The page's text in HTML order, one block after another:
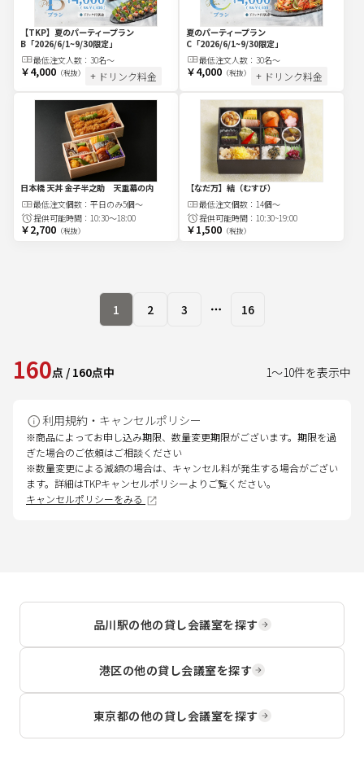
【TKP】夏のパーティープラン
B「2026/6/1~9/30限定」
最低注文人数： 30名〜
￥4,000（税抜） + ドリンク料金
夏のパーティープラン
C「2026/6/1~9/30限定」
最低注文人数： 30名〜
￥4,000（税抜） + ドリンク料金
日本橋 天丼 金子半之助 天重幕の内
最低注文個数： 平日のみ5個～
提供可能時間： 10:30～18:00
￥2,700（税抜）
【なだ万】結（むすび）
最低注文個数： 14個～
提供可能時間： 10:30~19:00
￥1,500（税抜）
1 2 3 More pages
16
160点 / 160点中 1～10件を表示中
利用規約・キャンセルポリシー
※商品によってお申し込み期限、数量変更期限がございます。期限を過
ぎた場合のご依頼はご相談ください
※数量変更による減額の場合は、キャンセル料が発生する場合がござい
ます。詳細はTKPキャンセルポリシーよりご覧ください。
キャンセルポリシーをみる
品川駅の他の貸し会議室を探す
港区の他の貸し会議室を探す
東京都の他の貸し会議室を探す